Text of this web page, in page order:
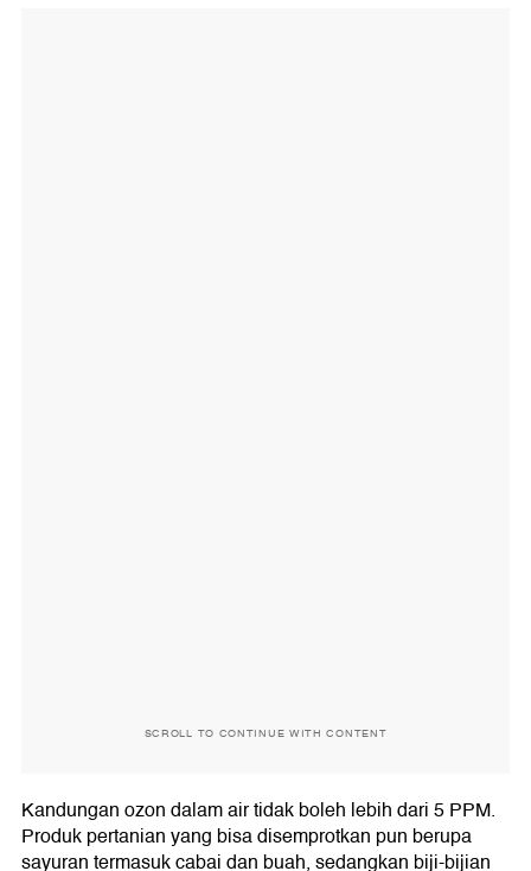
SCROLL TO CONTINUE WITH CONTENT
Kandungan ozon dalam air tidak boleh lebih dari 5 PPM.
Produk pertanian yang bisa disemprotkan pun berupa
sayuran termasuk cabai dan buah, sedangkan biji-bijian